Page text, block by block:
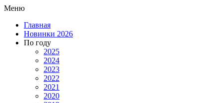
Меню
Главная
Новинки 2026
По году
2025
2024
2023
2022
2021
2020